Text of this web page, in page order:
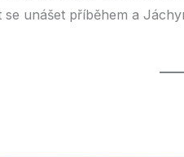
unášet příběhem a